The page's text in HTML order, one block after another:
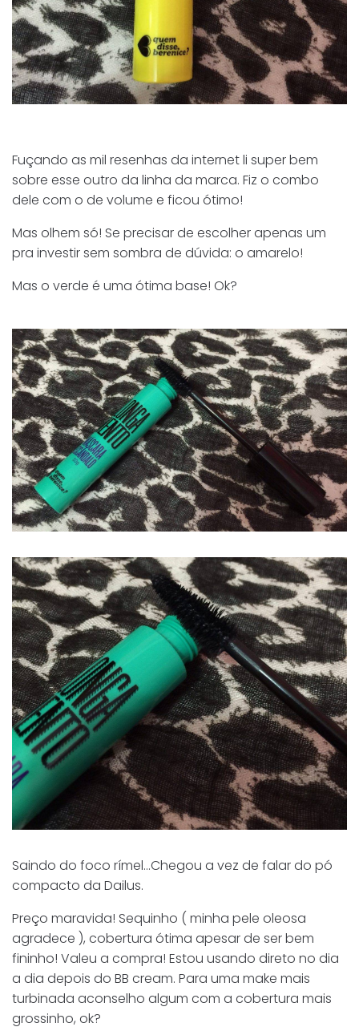
Fuçando as mil resenhas da internet li super bem
sobre esse outro da linha da marca. Fiz o combo
dele com o de volume e ficou ótimo!
Mas olhem só! Se precisar de escolher apenas um
pra investir sem sombra de dúvida: o amarelo!
Mas o verde é uma ótima base! Ok?
Saindo do foco rímel…Chegou a vez de falar do pó
compacto da Dailus.
Preço maravida! Sequinho ( minha pele oleosa
agradece ), cobertura ótima apesar de ser bem
fininho! Valeu a compra! Estou usando direto no dia
a dia depois do BB cream. Para uma make mais
turbinada aconselho algum com a cobertura mais
grossinho, ok?